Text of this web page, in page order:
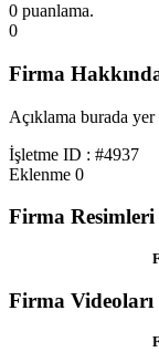
0 puanlama.
0
Firma
Açıklama burada
İşletme ID : #4937
Eklenme 0
Firma Resimleri
Firma Videoları